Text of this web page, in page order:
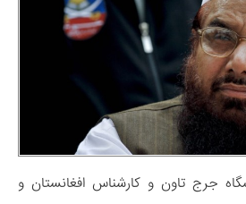
جرج تاون و کارشناس افغانستان و